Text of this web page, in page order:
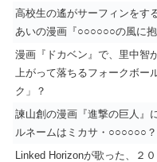
高校生の遙がサーフィンをす
あいの漫画『○○○○○○の風に
漫画『ドカベン』で、里中智
上がって落ちるフォークボー
ク」？
諫山創の漫画『進撃の巨人』
ルネームはミカサ・○○○○○○？
Linked Horizonが歌った、２